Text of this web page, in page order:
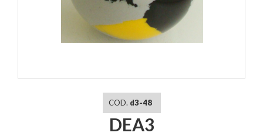
COD. d3-48
DEA3